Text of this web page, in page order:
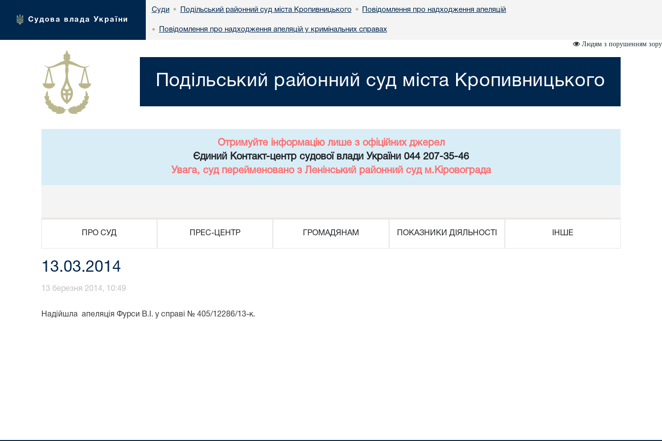
Судова влада України
Суди • Подільський районний суд міста Кропивницького • Повідомлення про надходження апеляцій
• Повідомлення про надходження апеляцій у кримінальних справах
Людям з порушенням зору
Подільський районний суд міста Кропивницького
Отримуйте інформацію лише з офіційних джерел
Єдиний Контакт-центр судової влади України 044 207-35-46
Увага, суд перейменовано з Ленінський районний суд м.Кіровограда
ПРО СУД ПРЕС-ЦЕНТР ГРОМАДЯНАМ ПОКАЗНИКИ ДІЯЛЬНОСТІ ІНШЕ
13.03.2014
13 березня 2014, 10:49
Надійшла апеляція Фурси В.І. у справі № 405/12286/13-к.